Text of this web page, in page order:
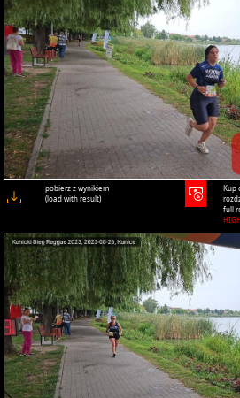
pobierz z wynikiem
(load with result)
Kup
full